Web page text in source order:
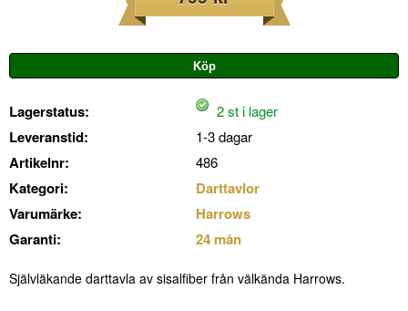
Lagerstatus: 2 st i lager
Leveranstid: 1-3 dagar
Artikelnr: 486
Kategori:
Darttavlor
Varumärke:
Harrows
Garanti:
24 mån
Självläkande darttavla av sisalfiber från välkända Harrows.